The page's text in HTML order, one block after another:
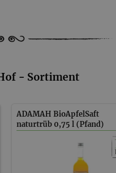
- Sortiment
ADAMAH BioApfelSaft
naturtrüb 0,75 l (Pfand)